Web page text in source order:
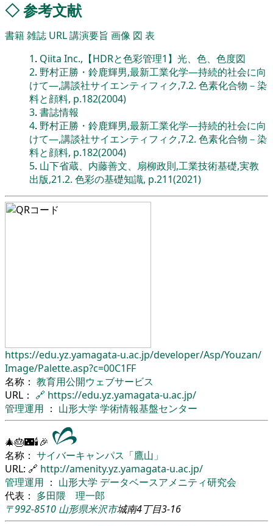
◇参考文献
書籍雑誌 URL講演要旨 画像 図 表
1. Qiita Inc.,【HDRと色彩管理1】光、色、色度図
2. 野村正勝・鈴鹿輝男,最新工業化学―持続的社会に向
けて―,講談社サイエンティフィク,7.2. 色素化合物－染
料と顔料, p.182(2004)
3. 書誌情報
4. 野村正勝・鈴鹿輝男,最新工業化学―持続的社会に向
けて―,講談社サイエンティフィク,7.2. 色素化合物－染
料と顔料, p.182(2004)
5. 山下省蔵、内藤善文、扇柳政則,工業技術基礎,実教
出版,21.2. 色彩の基礎知識, p.211(2021)
https://edu.yz.yamagata-u.ac.jp/developer/Asp/Youzan/
Image/Palette.asp?c=00C1FF
名称： 教育用公開ウェブサービス
URL： 🔗 https://edu.yz.yamagata-u.ac.jp/
管理運用 ： 山形大学 学術情報基盤センター
🎄🎂🌃🕯🎉
名称： サイバーキャンパス「鷹山」
URL: 🔗 http://amenity.yz.yamagata-u.ac.jp/
管理運用 ： 山形大学 データベースアメニティ研究会
代表： 多田隈 理一郎
〒992-8510 山形県米沢市城南4丁目3-16